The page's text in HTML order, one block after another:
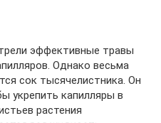
эффективные травы
Однако весьма
сок тысячелистника. Он
укрепить капилляры в
растения